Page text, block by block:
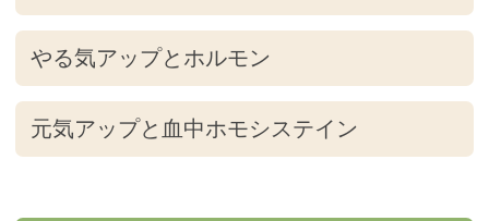
やる気アップとホルモン
元気アップと血中ホモシステイン